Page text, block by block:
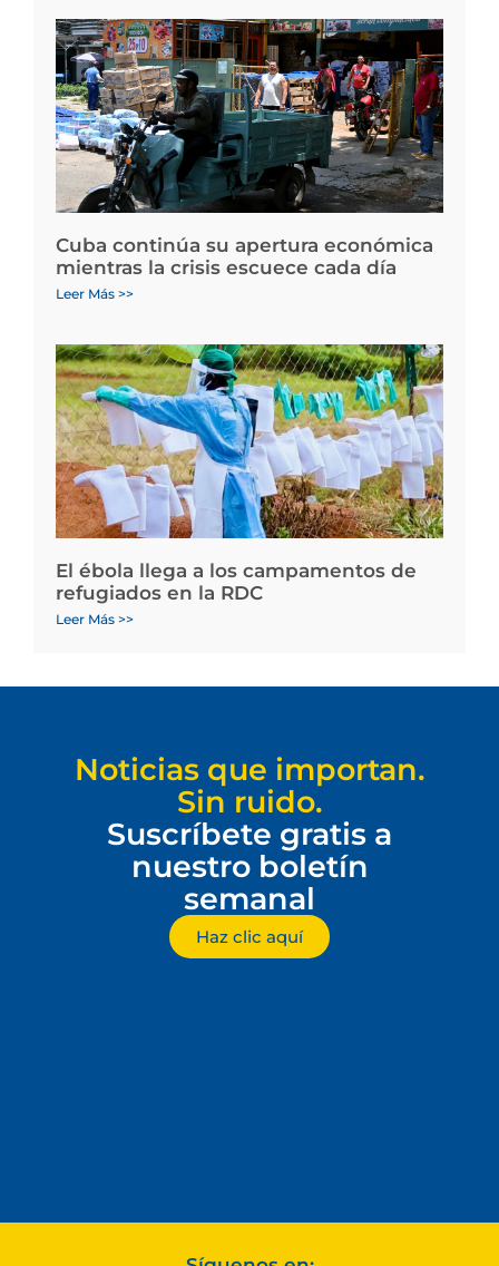
Cuba continúa su apertura económica
mientras la crisis escuece cada día
Leer Más >>
El ébola llega a los campamentos de
refugiados en la RDC
Leer Más >>
Noticias que importan.
Sin ruido.
Suscríbete gratis a
nuestro boletín
semanal
Haz clic aquí